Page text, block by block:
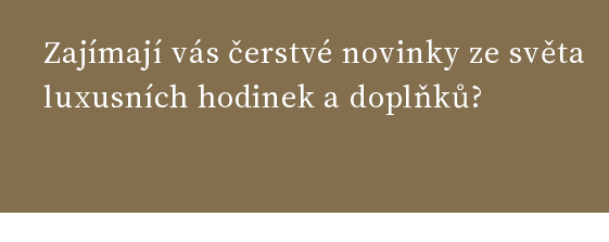
Zajímají vás čerstvé novinky ze světa
luxusních hodinek a doplňků?